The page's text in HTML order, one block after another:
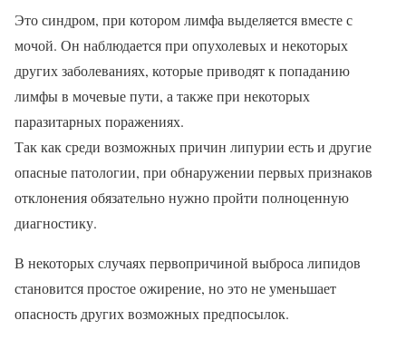
Это синдром, при котором лимфа выделяется вместе с
мочой. Он наблюдается при опухолевых и некоторых
других заболеваниях, которые приводят к попаданию
лимфы в мочевые пути, а также при некоторых
паразитарных поражениях.
Так как среди возможных причин липурии есть и другие
опасные патологии, при обнаружении первых признаков
отклонения обязательно нужно пройти полноценную
диагностику.
В некоторых случаях первопричиной выброса липидов
становится простое ожирение, но это не уменьшает
опасность других возможных предпосылок.